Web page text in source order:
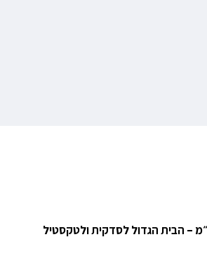
– הבית הגדול לסדקית ולטקסטיל